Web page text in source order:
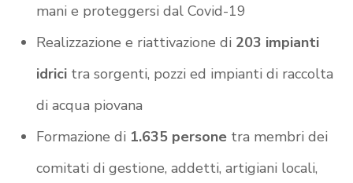
mani e proteggersi dal Covid-19
Realizzazione e riattivazione di 203 impianti
idrici tra sorgenti, pozzi ed impianti di raccolta
di acqua piovana
Formazione di 1.635 persone tra membri dei
comitati di gestione, addetti, artigiani locali,